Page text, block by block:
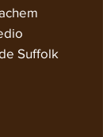
Suffolk